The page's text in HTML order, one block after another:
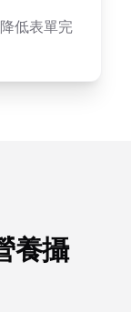
低表單完
養攝